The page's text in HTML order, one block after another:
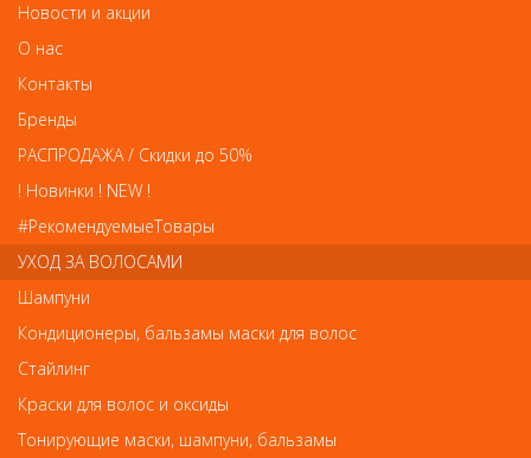
SEO
PN-815-D(13мм) LJ Metzger Кусачки кутикульные от Metzger
PN-815-D(13мм) LJ Metzger Кусачки
кутикульные
Арт.PN-815-D(13мм)
Новости и акции
О нас
Контакты
Бренды
РАСПРОДАЖА / Скидки до 50%
! Новинки ! NEW !
#РекомендуемыеТовары
УХОД ЗА ВОЛОСАМИ
Шампуни
Кондиционеры, бальзамы маски для волос
Стайлинг
Краски для волос и оксиды
Тонирующие маски, шампуни, бальзамы